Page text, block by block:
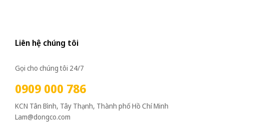
Liên hệ chúng tôi
Gọi cho chúng tôi 24/7
0909 000 786
KCN Tân Bình, Tây Thạnh, Thành phố Hồ Chí Minh
Lam@dongco.com